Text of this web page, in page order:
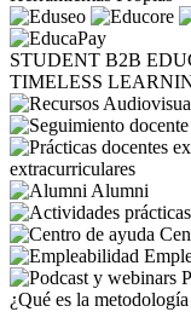
STUDENT B2B
TIMELESS
extracurriculares
Alumni
¿Qué es la